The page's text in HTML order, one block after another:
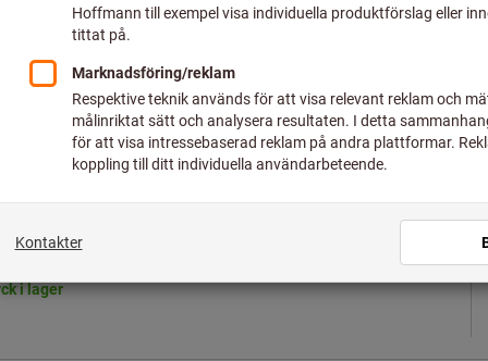
UNI
i lager
X-plore® 5500, Storlek: UNI
UNI
i lager